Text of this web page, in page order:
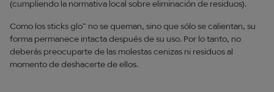
(cumpliendo la normativa local sobre eliminación de residuos).
Como los sticks glo™ no se queman, sino que sólo se calientan, su
forma permanece intacta después de su uso. Por lo tanto, no
deberás preocuparte de las molestas cenizas ni residuos al
momento de deshacerte de ellos.